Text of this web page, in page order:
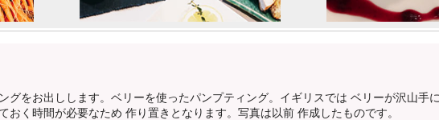
グをお出しします。ベリーを使ったパンプティング。イギリスでは ベリーが沢山手
おく時間が必要なため 作り置きとなります。写真は以前 作成したものです。